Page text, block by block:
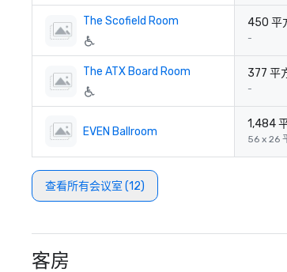
The Scofield Room 450 平
-
The ATX Board Room 377 平
-
EVEN Ballroom
1,484
56 x 26
查看所有会议室 (12)
客房